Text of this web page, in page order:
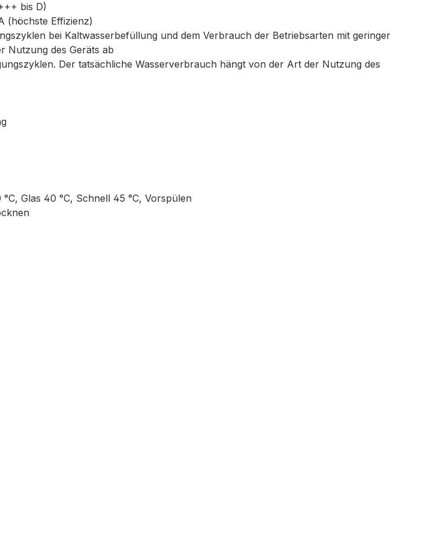
bis D)
(höchste Effizienz)
bei Kaltwasserbefüllung und dem Verbrauch der Betriebsarten mit geringer
Nutzung des Geräts ab
Der tatsächliche Wasserverbrauch hängt von der Art der Nutzung des
Glas 40 °C, Schnell 45 °C, Vorspülen